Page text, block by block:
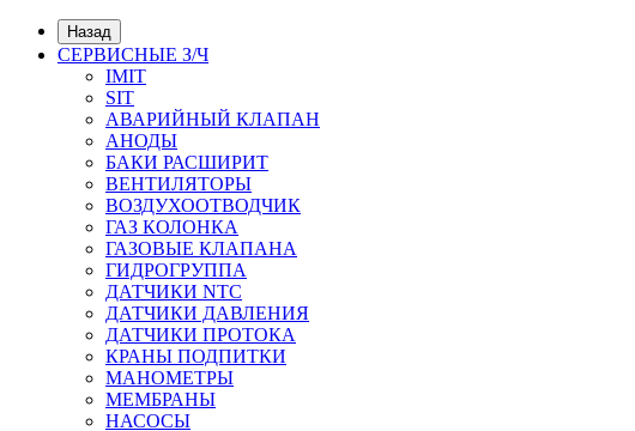
Назад
СЕРВИСНЫЕ З/Ч
IMIT
SIT
АВАРИЙНЫЙ КЛАПАН
АНОДЫ
БАКИ РАСШИРИТ
ВЕНТИЛЯТОРЫ
ВОЗДУХООТВОДЧИК
ГАЗ КОЛОНКА
ГАЗОВЫЕ КЛАПАНА
ГИДРОГРУППА
ДАТЧИКИ NTC
ДАТЧИКИ ДАВЛЕНИЯ
ДАТЧИКИ ПРОТОКА
КРАНЫ ПОДПИТКИ
МАНОМЕТРЫ
МЕМБРАНЫ
НАСОСЫ